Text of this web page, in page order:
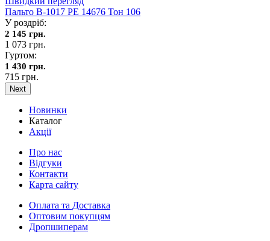
Пальто В-1017 PE 14676 Тон 106
У роздріб:
2 145 грн.
1 073 грн.
Гуртом:
1 430 грн.
715 грн.
Next
Новинки
Каталог
Акції
Про нас
Відгуки
Контакти
Карта сайту
Оплата та Доставка
Оптовим покупцям
Дропшиперам